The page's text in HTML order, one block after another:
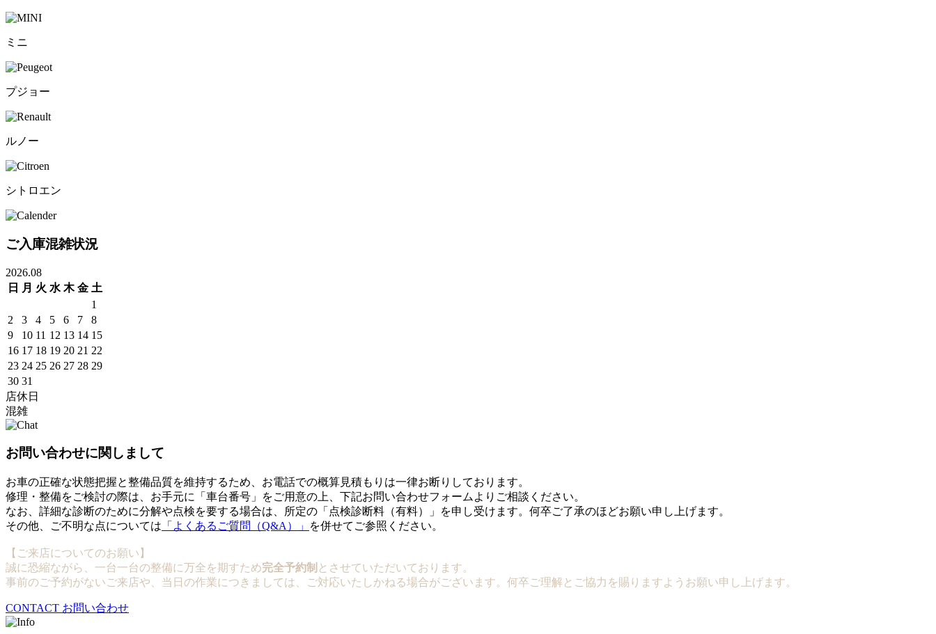
ミニ
プジョー
ルノー
シトロエン
ご入庫混雑状況
2026.08
日
月 火 水 木 金 土
1
2
3 4 5 6 7
8
9
10 11 12 13 14 15
16 17 18 19 20 21 22
23 24 25 26 27 28 29
30 31
店休日
混雑
お問い合わせに関しまして
お車の正確な状態把握と整備品質を維持するため、お電話での概算見積もりは一律お断りしております。
修理・整備をご検討の際は、お手元に「車台番号」をご用意の上、下記お問い合わせフォームよりご相談ください。
なお、詳細な診断のために分解や点検を要する場合は、所定の「点検診断料（有料）」を申し受けます。何卒ご了承のほどお願い申し上げます。
その他、ご不明な点については 「よくあるご質問（Q&A）」 を併せてご参照ください。
【ご来店についてのお願い】
誠に恐縮ながら、一台一台の整備に万全を期すため完全予約制 とさせていただいております。
事前のご予約がないご来店や、当日の作業につきましては、ご対応いたしかねる場合がございます。何卒ご理解とご協力を賜りますようお願い申し上げます。
CONTACT お問い合わせ